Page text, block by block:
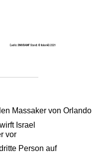
Massaker von Orlando
Israel
vor
Person auf